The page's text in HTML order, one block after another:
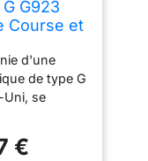
G923
Course et
d'une
de type G
Uni, se
version
€